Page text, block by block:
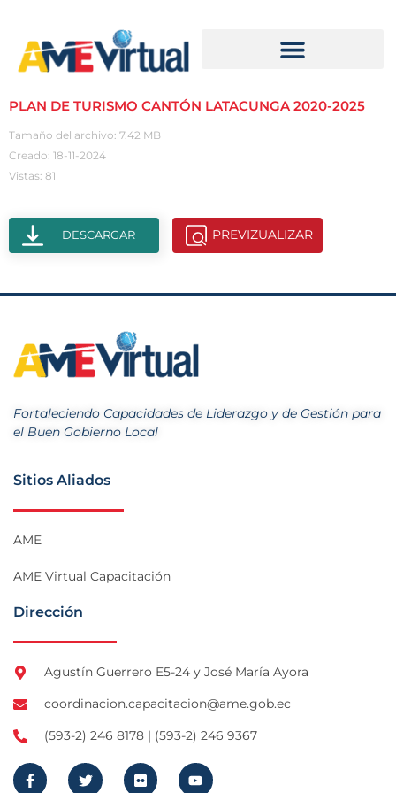
PLAN DE TURISMO CANTÓN LATACUNGA 2020-2025
Tamaño del archivo: 7.42 MB
Creado: 18-11-2024
Vistas: 81
DESCARGAR PREVIZUALIZAR
Fortaleciendo Capacidades de Liderazgo y de Gestión para
el Buen Gobierno Local
Sitios Aliados
AME
AME Virtual Capacitación
Dirección
Agustín Guerrero E5-24 y José María Ayora
coordinacion.capacitacion@ame.gob.ec
(593-2) 246 8178 | (593-2) 246 9367